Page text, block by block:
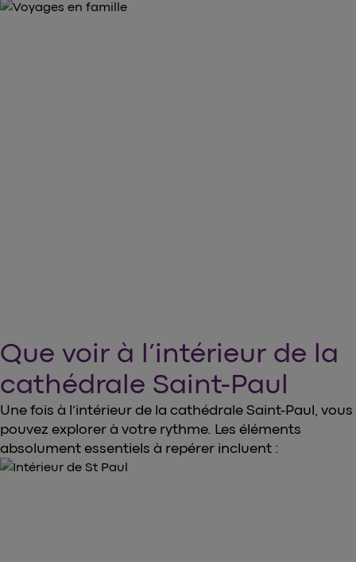
Que voir à l’intérieur de la
cathédrale Saint-Paul
Une fois à l’intérieur de la cathédrale Saint-Paul, vous
pouvez explorer à votre rythme. Les éléments
absolument essentiels à repérer incluent :